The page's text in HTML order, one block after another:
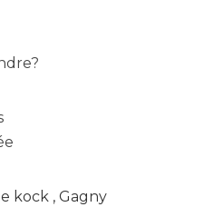
kock , Gagny